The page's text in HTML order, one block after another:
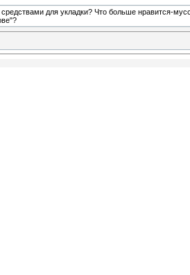
для укладки? Что больше нравится-